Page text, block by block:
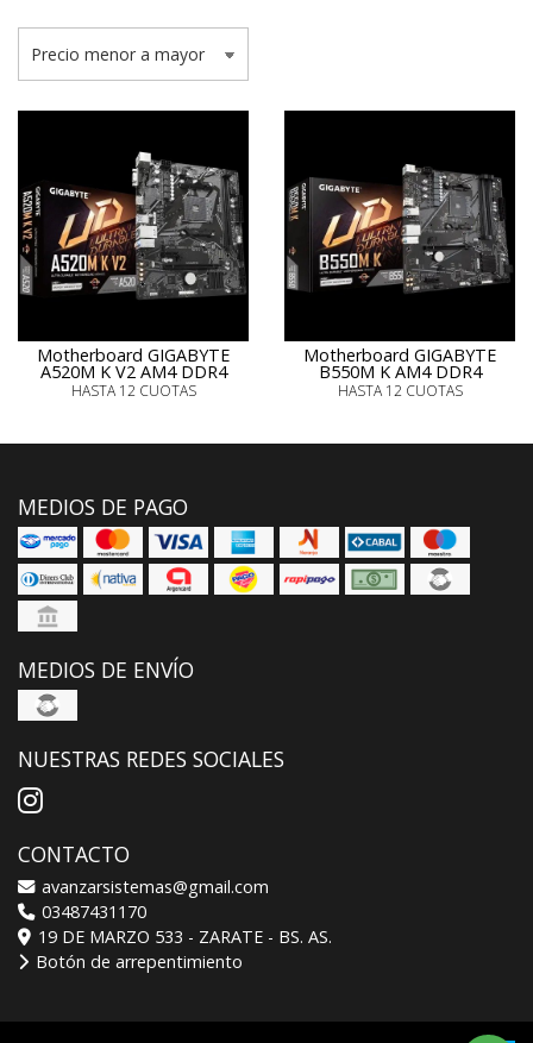
Motherboard GIGABYTE
A520M K V2 AM4 DDR4
HASTA 12 CUOTAS
Motherboard GIGABYTE
B550M K AM4 DDR4
HASTA 12 CUOTAS
MEDIOS DE PAGO
MEDIOS DE ENVÍO
NUESTRAS REDES SOCIALES
CONTACTO
avanzarsistemas@gmail.com
03487431170
19 DE MARZO 533 - ZARATE - BS. AS.
Botón de arrepentimiento